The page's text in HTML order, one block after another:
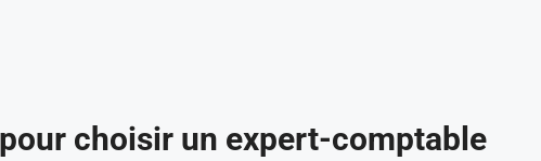
choisir un expert-comptable